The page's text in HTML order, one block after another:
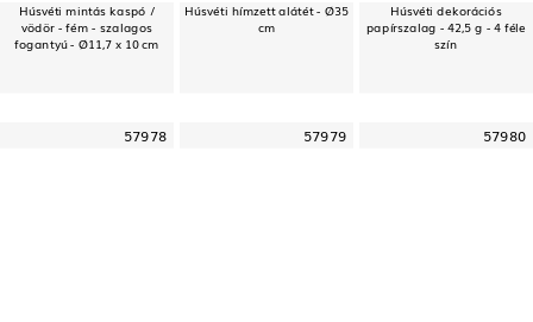
Húsvéti mintás kaspó /
vödör - fém - szalagos
fogantyú - Ø11,7 x 10 cm
Húsvéti hímzett alátét - Ø35
cm
Húsvéti dekorációs
papírszalag - 42,5 g - 4 féle
szín
57978 57979 57980